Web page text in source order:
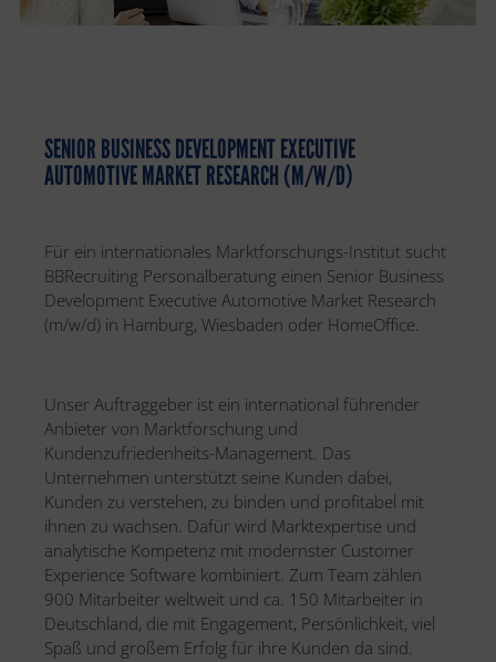
SENIOR BUSINESS DEVELOPMENT EXECUTIVE
AUTOMOTIVE MARKET RESEARCH (M/W/D)
Für ein internationales Marktforschungs-Institut sucht
BBRecruiting Personalberatung einen Senior Business
Development Executive Automotive Market Research
(m/w/d) in Hamburg, Wiesbaden oder HomeOffice.
Unser Auftraggeber ist ein international führender
Anbieter von Marktforschung und
Kundenzufriedenheits-Management. Das
Unternehmen unterstützt seine Kunden dabei,
Kunden zu verstehen, zu binden und profitabel mit
ihnen zu wachsen. Dafür wird Marktexpertise und
analytische Kompetenz mit modernster Customer
Experience Software kombiniert. Zum Team zählen
900 Mitarbeiter weltweit und ca. 150 Mitarbeiter in
Deutschland, die mit Engagement, Persönlichkeit, viel
Spaß und großem Erfolg für ihre Kunden da sind.